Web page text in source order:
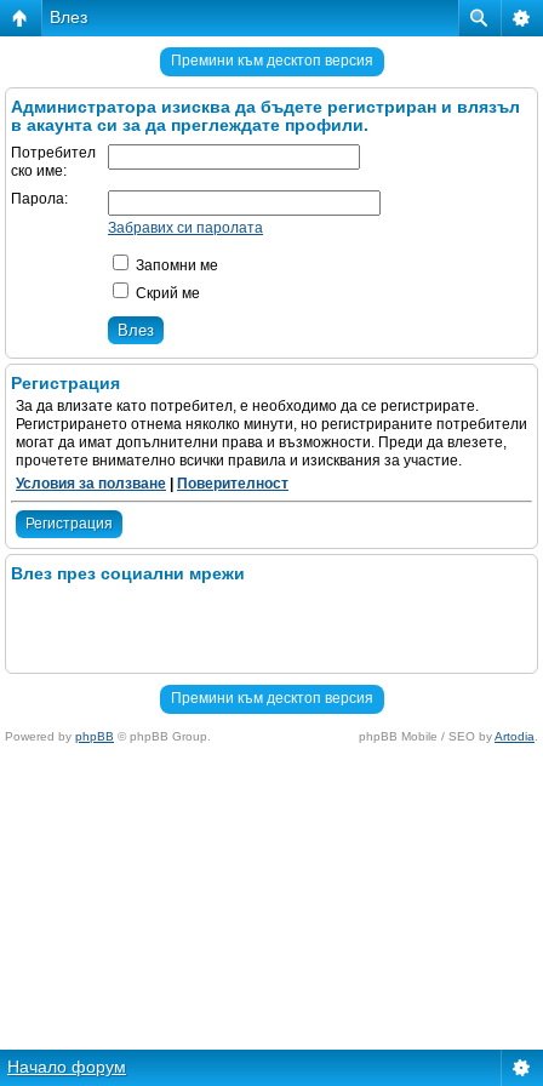
Влез
Премини към десктоп версия
Администратора изисква да бъдете регистриран и влязъл
в акаунта си за да преглеждате профили.
Потребител
ско име:
Парола:
Забравих си паролата
Запомни ме
Скрий ме
Регистрация
За да влизате като потребител, е необходимо да се регистрирате.
Регистрирането отнема няколко минути, но регистрираните потребители
могат да имат допълнителни права и възможности. Преди да влезете,
прочетете внимателно всички правила и изисквания за участие.
Условия за ползване
Поверителност
Регистрация
Влез през социални мрежи
Премини към десктоп версия
Powered by phpBB © phpBB Group. phpBB Mobile / SEO byArtodia
Начало форум